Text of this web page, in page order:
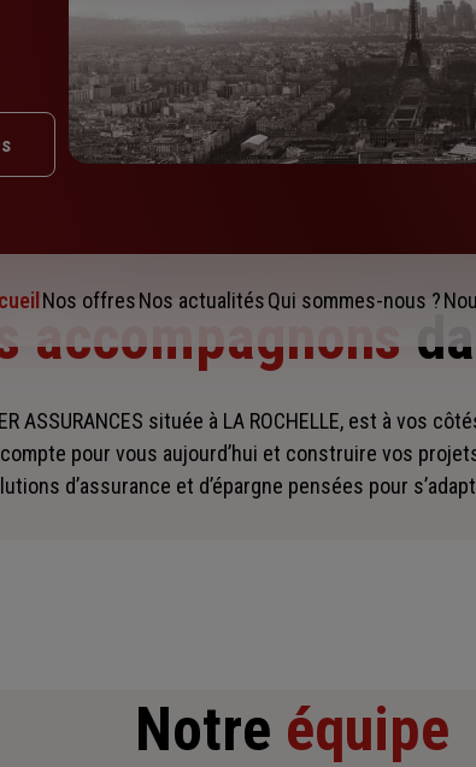
Nos offresNos actualitésQui sommes-nous ?
accompagnons
ASSURANCES située à LA ROCHELLE, est à vos
compte pour vous aujourd’hui et construire vos
d’assurance et d’épargne pensées pour
Notre équipe